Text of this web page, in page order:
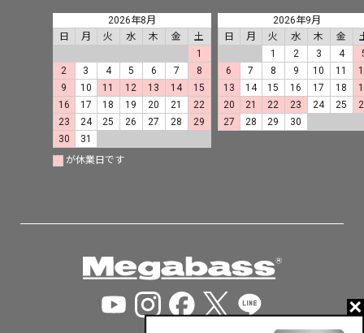
2026年8月
日
月 火 水 木 金
土
1
2
3 4 5 6 7
8
9
10 11 12 13 14
15
16
17 18 19 20 21
22
23
24 25 26 27 28
29
30
31
2026年9月
日
月 火 水 木 金
1
2 3 4
6
7 8 9 10 11
13
14 15 16 17 18
20
21 22 23 24 25
27
28 29 30
が休業日です